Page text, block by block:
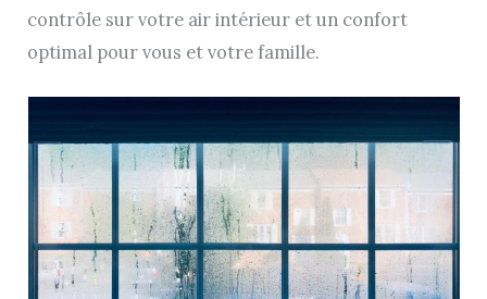
contrôle sur votre air intérieur et un confort
optimal pour vous et votre famille.